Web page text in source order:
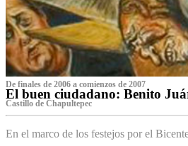
De finales de 2006 a comienzos de 2007
El buen ciudadano: Benito
Castillo de Chapultepec
En el marco de los festejos por el